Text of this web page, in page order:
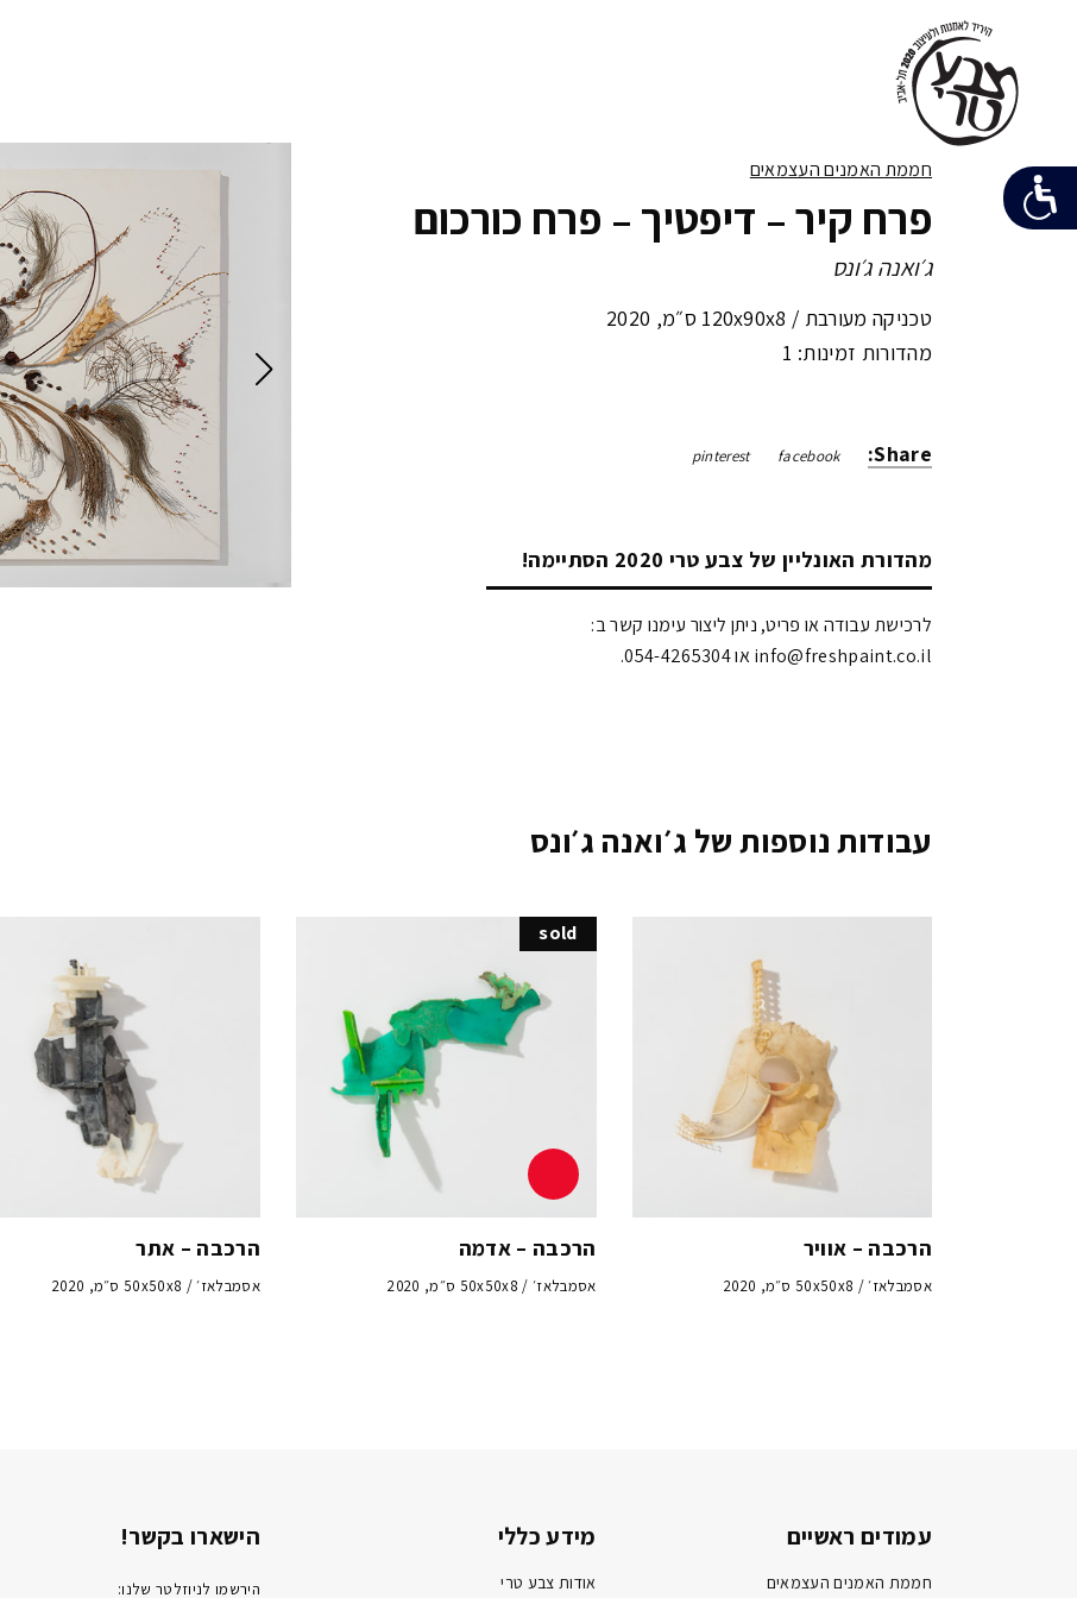
חממת האמנים העצמאים
פרח קיר – דיפטיך – פרח כורכום
ג׳ואנה ג׳ונס
טכניקה מעורבת / 120x90x8 ס״מ ,
מהדורות זמינות: 1
Share:
facebook
pinterest
מהדורת האונליין של צבע טרי 2020 הסתיימה!
לרכישת עבודה או פריט, ניתן ליצור עימנו קשר ב:
info@freshpaint.co.il‏ או 054-4265304.
עבודות נוספות של ג׳ואנה ג׳ונס
הרכבה – אוויר
אסמבלאז׳ / 50x50x8 ס״מ, 2020
sold
הרכבה – אדמה
אסמבלאז׳ / 50x50x8 ס״מ, 2020
הרכבה – אתר
אסמבלאז׳ / 50x50x8 ס״מ, 2020
עמודים ראשיים
חממת האמנים העצמאים
מידע כללי
אודות צבע טרי
הישארו בקשר!
הירשמו לניוזלטר שלנו: